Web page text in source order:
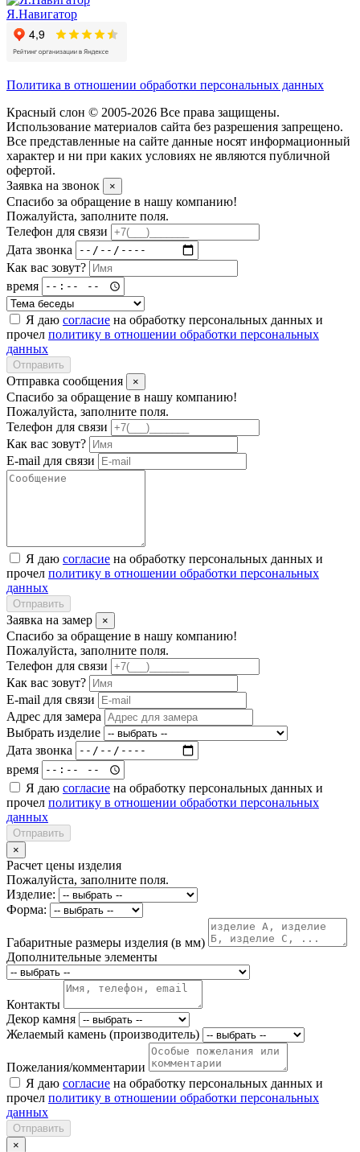
Я.Навигатор
Политика в отношении обработки персональных данных
Красный слон © 2005-2026 Все права защищены.
Использование материалов сайта без разрешения запрещено.
Все представленные на сайте данные носят информационный
характер и ни при каких условиях не являются публичной
офертой.
Заявка на звонок
×
Спасибо за обращение в нашу компанию!
Пожалуйста, заполните поля.
Телефон для связи
Дата звонка
Как вас зовут?
время
Я даю согласие на обработку персональных данных и
прочел политику в отношении обработки персональных
данных
Отправить
Отправка сообщения ×
Спасибо за обращение в нашу компанию!
Пожалуйста, заполните поля.
Телефон для связи
Как вас зовут?
E-mail для связи
Я даю согласие на обработку персональных данных и
прочел политику в отношении обработки персональных
данных
Отправить
Заявка на замер ×
Спасибо за обращение в нашу компанию!
Пожалуйста, заполните поля.
Телефон для связи
Как вас зовут?
E-mail для связи
Адрес для замера
Выбрать изделие
Дата звонка
время
Я даю согласие на обработку персональных данных и
прочел политику в отношении обработки персональных
данных
Отправить
×
Расчет цены изделия
Пожалуйста, заполните поля.
Изделие:
Форма:
Габаритные размеры изделия (в мм)
Дополнительные элементы
Контакты
Декор камня
Желаемый камень (производитель)
Пожелания/комментарии
Я даю согласие на обработку персональных данных и
прочел политику в отношении обработки персональных
данных
Отправить
×